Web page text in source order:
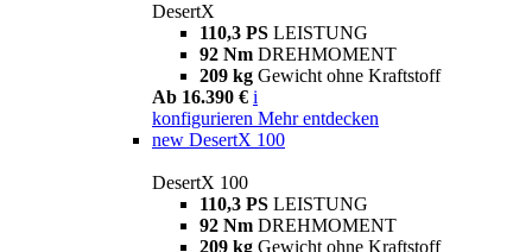
DesertX
110,3 PS LEISTUNG
92 Nm DREHMOMENT
209 kg Gewicht ohne Kraftstoff
Ab 16.390 € i
konfigurieren Mehr entdecken
new DesertX 100
DesertX 100
110,3 PS LEISTUNG
92 Nm DREHMOMENT
209 kg Gewicht ohne Kraftstoff